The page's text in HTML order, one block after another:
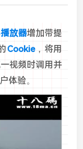
放器增加带提
Cookie，将用
视频时调用并
体验。